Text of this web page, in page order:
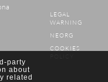
LEGAL
WARNING
NEORG
COOKIES
party
about
related